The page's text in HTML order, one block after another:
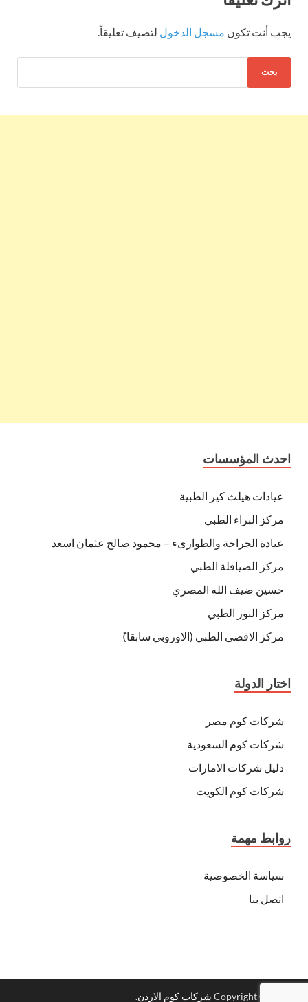
يجب أنت تكون مسجل الدخول لتضيف تعليقاً.
احدث المؤسسات
عيادات هيلث كير الطبية
مركز البراء الطبي
عيادة الجراحة والطوارىء – محمود صالح عثمان اسعد
مركز الضيافلة الطبي
حسين ضيف الله المصري
مركز النور الطبي
مركز الاقصى الطبي (الاوروبي سابقا)ً
اختار الدولة
شركات كوم مصر
شركات كوم السعودية
دليل شركات الامارات
شركات كوم الكويت
روابط مهمة
سياسة الخصوصية
اتصل بنا
Copyright © 2026 شركات كوم الاردن.